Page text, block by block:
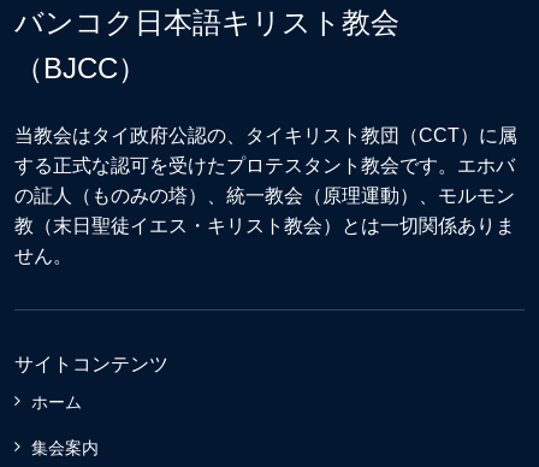
バンコク日本語キリスト教会
（BJCC）
当教会はタイ政府公認の、タイキリスト教団（CCT）に属
する正式な認可を受けたプロテスタント教会です。エホバ
の証人（ものみの塔）、統一教会（原理運動）、モルモン
教（末日聖徒イエス・キリスト教会）とは一切関係ありま
せん。
サイトコンテンツ
ホーム
集会案内